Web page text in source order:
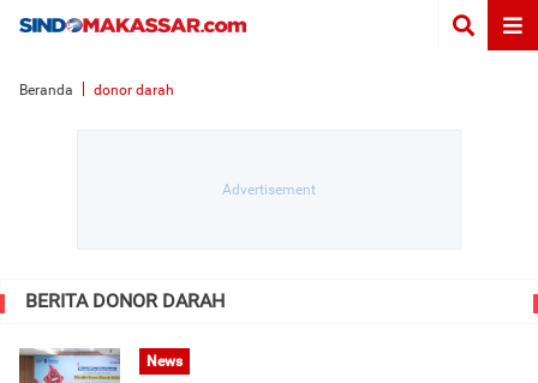
Beranda donor darah
BERITA DONOR DARAH
News